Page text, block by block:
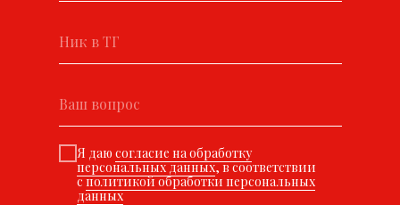
Я даю согласие на обработку
персональных данных, в соответствии
сполитикой обработки персональных
данных